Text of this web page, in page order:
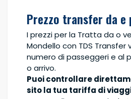
Prezzo transfer da e
I prezzi per la Tratta da o
Mondello con TDS Transfer
numero di passeggeri e al
o arrivo.
Puoi controllare
sito la tua tariffa di